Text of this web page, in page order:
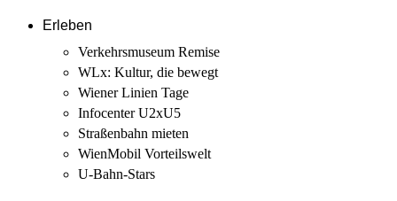
Erleben
Verkehrsmuseum Remise
WLx: Kultur, die bewegt
Wiener Linien Tage
Infocenter U2xU5
Straßenbahn mieten
WienMobil Vorteilswelt
U-Bahn-Stars